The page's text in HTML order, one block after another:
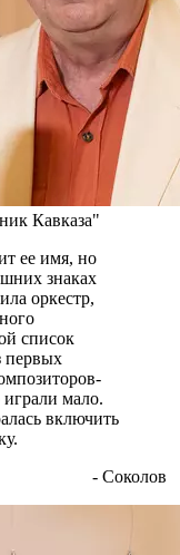
Кавказа"
ее имя, но
знаках
оркестр,
список
первых
играли мало.
включить
- Соколов